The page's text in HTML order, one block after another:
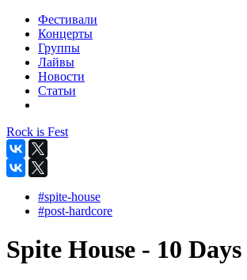
Фестивали
Концерты
Группы
Лайвы
Новости
Статьи
Rock is Fest
#spite-house
#post-hardcore
Spite House - 10